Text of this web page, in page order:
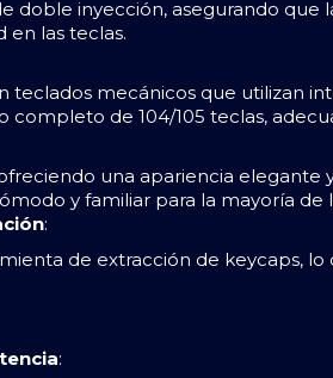
doble inyección, asegurando
en las teclas.
teclados mecánicos que utilizan
completo de 104/105 teclas,
una apariencia
y familiar para la mayoría
:
de extracción de keycaps,
: